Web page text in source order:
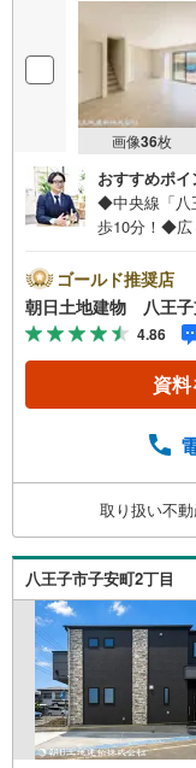
画像36枚
おすすめポイ
◆中央線「八
歩10分！◆広
H水準省エネ
キッズスペ
れでも、安心
のご相談など
お客様がご
ります。イ
担当営業へ
ど、ご相談
希望に合わ
探しは朝日
さい！
ゴールド推奨店
朝日土地建物 八王
4.86
資
取り扱い不
八王子市子安町2丁目